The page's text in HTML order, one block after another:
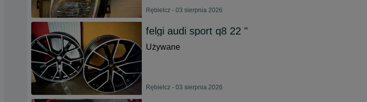
Rębielcz - 03 sierpnia 2026
felgi audi sport q8 22 "
Używane
Rębielcz - 03 sierpnia 2026